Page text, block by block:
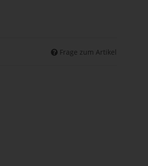
Frage zum Artikel